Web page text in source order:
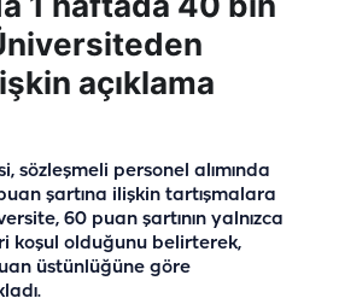
açıklama
sözleşmeli personel alımında
şartına ilişkin tartışmalara
60 puan şartının yalnızca
koşul olduğunu belirterek,
üstünlüğüne göre